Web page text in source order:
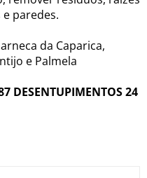
paredes.
da Caparica,
e Palmela
DESENTUPIMENTOS 24